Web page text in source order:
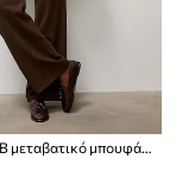
Answear.LAB μεταβατικό μπουφάν γυναικείο φλις